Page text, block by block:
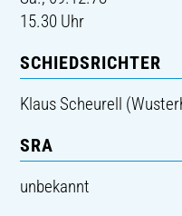
15.30 Uhr
SCHIEDSRICHTER
Klaus Scheurell
SRA
unbekannt